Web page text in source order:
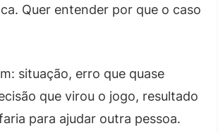
Quer entender por que o caso
situação, erro que quase
que virou o jogo, resultado
para ajudar outra pessoa.